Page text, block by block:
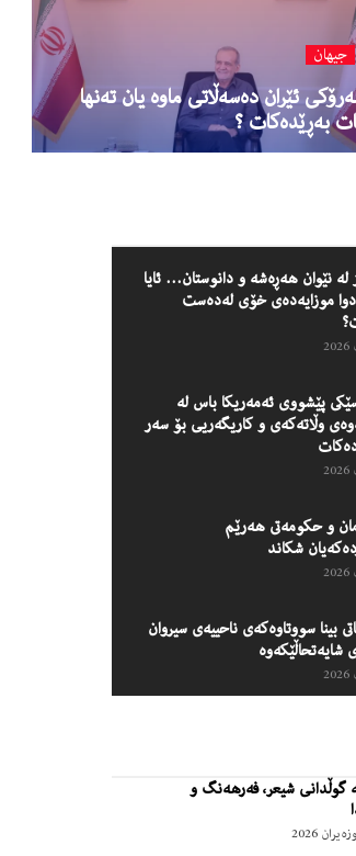
جیهان
ئێران دەسەڵاتی ماوە یان تەنها
بەڕێدەكات ؟
لە نێوان هەڕەشە و دانوستان… ئایا
دوا موزایەدەی خۆی لەدەست
پێشووى ئه‌مه‌ریكا باس له‌
وڵاته‌كه‌ى و كاریگه‌ریی بۆ سه‌ر
و حكومه‌تى هه‌رێم
شكاند
بینا سووتاوه‌كه‌ى ناحییه‌ى سیروان
شایه‌تحاڵێكه‌وه‌
گوڵدانی شیعر، فەرهەنگ و